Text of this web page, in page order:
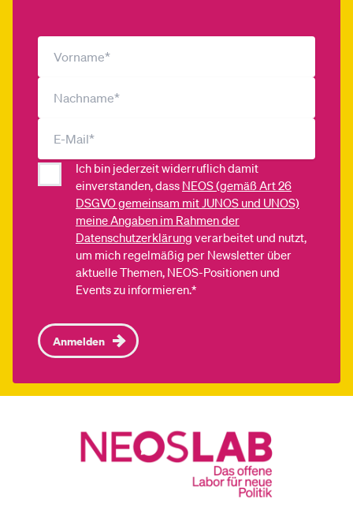
Ich bin jederzeit widerruflich damit
einverstanden, dass NEOS (gemäß Art 26
DSGVO gemeinsam mit JUNOS und UNOS)
meine Angaben im Rahmen der
Datenschutzerklärung verarbeitet und nutzt,
um mich regelmäßig per Newsletter über
aktuelle Themen, NEOS-Positionen und
Events zu informieren.*
Anmelden